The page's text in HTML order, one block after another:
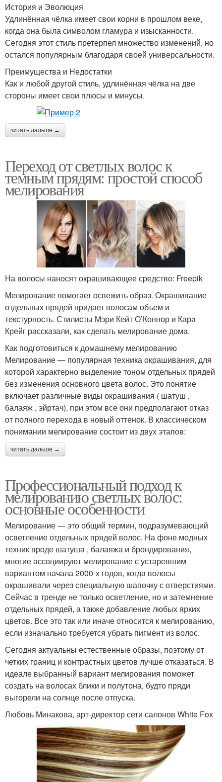
История и Эволюция
Удлинённая чёлка имеет свои корни в прошлом веке,
когда она была символом гламура и изысканности.
Сегодня этот стиль претерпел множество изменений, но
остался популярным благодаря своей универсальности.
Преимущества и Недостатки
Как и любой другой стиль, удлинённая чёлка на две
стороны имеет свои плюсы и минусы.
читать дальше →
Переход от светлых волос к
темным прядям: простой способ
мелирования
На волосы наносят окрашивающее средство: Freepik
Мелирование помогает освежить образ. Окрашивание
отдельных прядей придает волосам объем и
текстурность. Стилисты Мэри Кейт О’Коннор и Кара
Крейг рассказали, как сделать мелирование дома.
Как подготовиться к домашнему мелированию
Мелирование — популярная техника окрашивания, для
которой характерно выделение тоном отдельных прядей
без изменения основного цвета волос. Это понятие
включает различные виды окрашивания ( шатуш ,
балаяж , эйртач), при этом все они предполагают отказ
от полного перехода в новый оттенок. В классическом
понимании мелирование состоит из двух этапов:
читать дальше →
Профессиональный подход к
мелированию светлых волос:
основные особенности
Мелирование — это общий термин, подразумевающий
осветление отдельных прядей волос. На фоне модных
техник вроде шатуша , балаяжа и брондирования,
многие ассоциируют мелирование с устаревшим
вариантом начала 2000-х годов, когда волосы
окрашивали через специальную шапочку с отверстиями.
Сейчас в тренде не только осветление, но и затемнение
отдельных прядей, а также добавление любых ярких
цветов. Все это так или иначе относится к мелированию,
если изначально требуется убрать пигмент из волос.
Сегодня актуальны естественные образы, поэтому от
четких границ и контрастных цветов лучше отказаться. В
идеале выбранный вариант мелирования поможет
создать на волосах блики и полутона, будто пряди
выгорели на солнце после отпуска.
Любовь Минакова, арт-директор сети салонов White Fox